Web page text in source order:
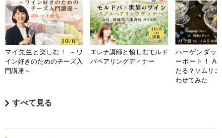
マイ先生と楽しむ！ ～ワ
イン好きのためのチーズ入
門講座～
エレナ講師と愉しむモルド
バペアリングディナー
ハーゲンダッ
ーポート！ AI
たる？ソムリ
わせてみた
すべて見る